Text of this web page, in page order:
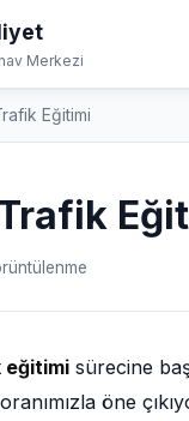
Merkezi
Eğitimi
sürecine
öne